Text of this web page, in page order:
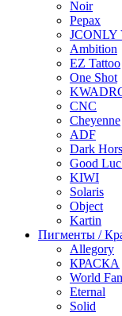
Noir
Pepax
JCONLY
Ambition
EZ Tattoo
One Shot
CNC
Cheyenne
ADF
Dark
Good
KIWI
Solaris
Object
Kartin
Пигменты /
Allegory
КРАСКА
World
Eternal
Solid